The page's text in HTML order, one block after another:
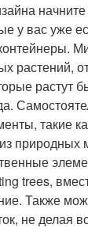
у вас уже
растений,
растут
такие
природных
trees,
Также
не делая